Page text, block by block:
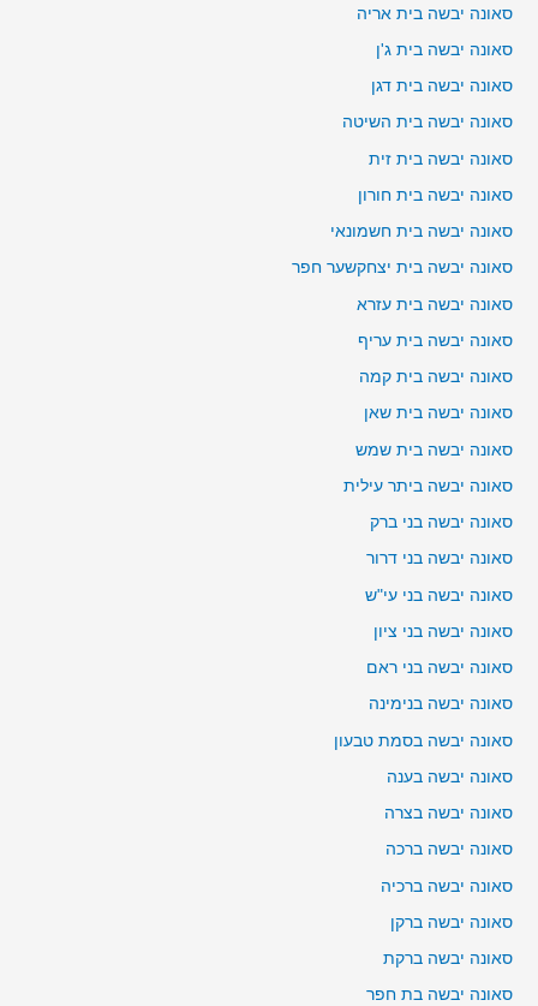
סאונה יבשה בית אריה
סאונה יבשה בית ג'ן
סאונה יבשה בית דגן
סאונה יבשה בית השיטה
סאונה יבשה בית זית
סאונה יבשה בית חורון
סאונה יבשה בית חשמונאי
סאונה יבשה בית יצחקשער חפר
סאונה יבשה בית עזרא
סאונה יבשה בית עריף
סאונה יבשה בית קמה
סאונה יבשה בית שאן
סאונה יבשה בית שמש
סאונה יבשה ביתר עילית
סאונה יבשה בני ברק
סאונה יבשה בני דרור
סאונה יבשה בני עי"ש
סאונה יבשה בני ציון
סאונה יבשה בני ראם
סאונה יבשה בנימינה
סאונה יבשה בסמת טבעון
סאונה יבשה בענה
סאונה יבשה בצרה
סאונה יבשה ברכה
סאונה יבשה ברכיה
סאונה יבשה ברקן
סאונה יבשה ברקת
סאונה יבשה בת חפר